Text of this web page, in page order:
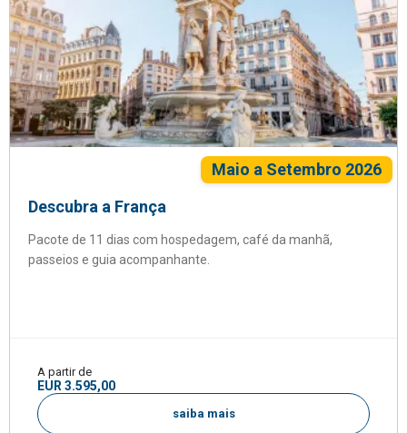
Maio a Setembro 2026
Descubra a França
Pacote de 11 dias com hospedagem, café da manhã,
passeios e guia acompanhante.
A partir de
EUR 3.595,00
saiba mais